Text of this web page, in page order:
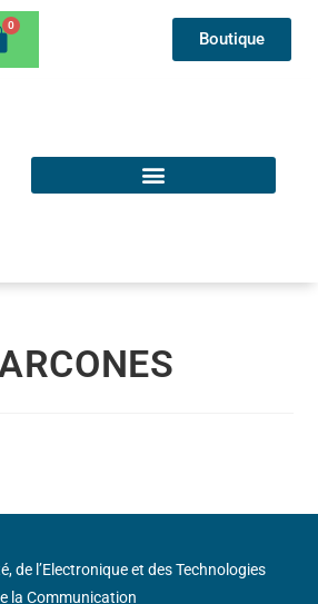
Boutique
de l’Electronique et des Technologies
la Communication